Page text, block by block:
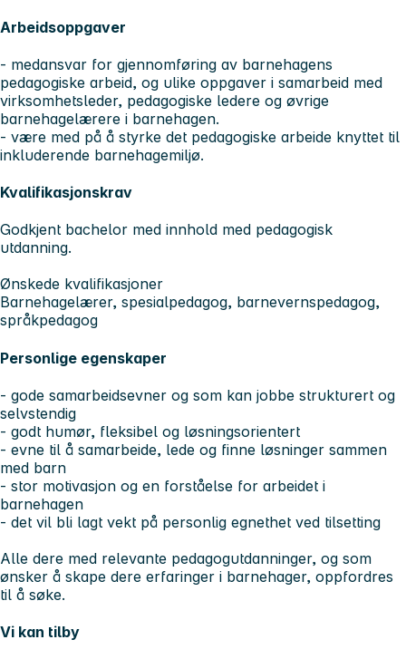
Arbeidsoppgaver
- medansvar for gjennomføring av barnehagens
pedagogiske arbeid, og ulike oppgaver i samarbeid med
virksomhetsleder, pedagogiske ledere og øvrige
barnehagelærere i barnehagen.
- være med på å styrke det pedagogiske arbeide knyttet til
inkluderende barnehagemiljø.
Kvalifikasjonskrav
Godkjent bachelor med innhold med pedagogisk
utdanning.
Ønskede kvalifikasjoner
Barnehagelærer, spesialpedagog, barnevernspedagog,
språkpedagog
Personlige egenskaper
- gode samarbeidsevner og som kan jobbe strukturert og
selvstendig
- godt humør, fleksibel og løsningsorientert
- evne til å samarbeide, lede og finne løsninger sammen
med barn
- stor motivasjon og en forståelse for arbeidet i
barnehagen
- det vil bli lagt vekt på personlig egnethet ved tilsetting
Alle dere med relevante pedagogutdanninger, og som
ønsker å skape dere erfaringer i barnehager, oppfordres
til å søke.
Vi kan tilby